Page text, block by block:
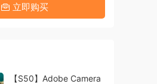
立即购买
【S50】Adobe Camera